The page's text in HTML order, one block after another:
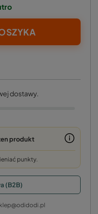
dostawy.
produkt
punkty.
(B2B)